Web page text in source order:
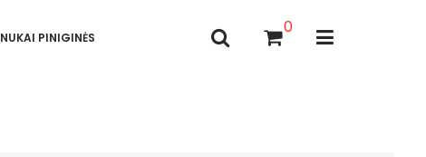
PINIGINĖS
0